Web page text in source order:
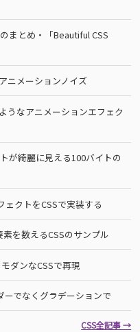
まとめ・「Beautiful CSS
ニメーションノイズ
うなアニメーションエフェク
が綺麗に見える100バイトの
クトをCSSで実装する
を数えるCSSのサンプル
ダンなCSSで再現
でなくグラデーションで
CSS全記事 →